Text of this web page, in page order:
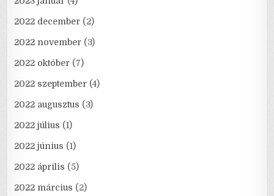
2022 december (2)
2022 november (3)
2022 október (7)
2022 szeptember (4)
2022 augusztus (3)
2022 július (1)
2022 június (1)
2022 április (5)
2022 március (2)